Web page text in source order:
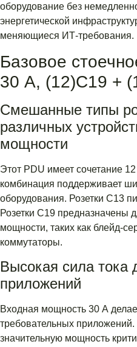
оборудование без
энергетической
меняющиеся ИТ-требования.
Базовое
30 А, (12)C19 +
Смешанные типы
различных
мощности
Этот PDU имеет сочетание
комбинация поддерживает
оборудования. Розетки C13
Розетки C19 предназначены
мощности, таких как блейд-
коммутаторы.
Высокая сила тока
приложений
Входная мощность 30 А
требовательных
значительную мощность